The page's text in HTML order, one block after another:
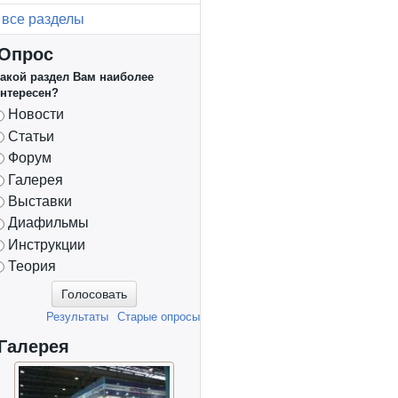
все разделы
раздел Вам наиболее
Новости
Статьи
Форум
Галерея
Выставки
Диафильмы
Инструкции
Теория
Старые опросы
Результаты